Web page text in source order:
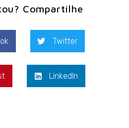
Compartilhe
Twitter
LinkedIn